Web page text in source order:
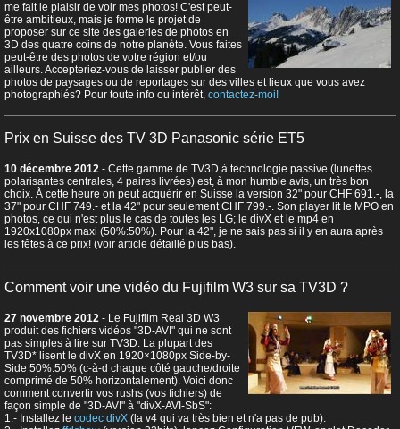
me fait le plaisir de voir mes photos! C'est peut-
être ambitieux, mais je forme le projet de
proposer sur ce site des galeries de photos en
3D des quatre coins de notre planète. Vous faites
peut-être des photos de votre région et/ou
ailleurs. Accepteriez-vous de laisser publier des
photos de paysages ou de reportages sur des villes et lieux que vous avez
photographiés? Pour toute info ou intérêt, contactez-moi!
Prix en Suisse des TV 3D Panasonic série ET5
10 décembre 2012 - Cette gamme de TV3D à technologie passive (lunettes
polarisantes centrales, 4 paires livrées) est, à mon humble avis, un très bon
choix. À cette heure on peut acquérir en Suisse la version 32" pour CHF 691.-, la
37" pour CHF 749.- et la 42" pour seulement CHF 799.-. Son player lit le MPO en
photos, ce qui n'est plus le cas de toutes les LG; le divX et le mp4 en
1920x1080px maxi (50%:50%). Pour la 42", je ne sais pas si il y en aura après
les fêtes à ce prix! (voir article détaillé plus bas).
Comment voir une vidéo du Fujifilm W3 sur sa TV3D ?
27 novembre 2012 - Le Fujifilm Real 3D W3
produit des fichiers vidéos "3D-AVI" qui ne sont
pas simples à lire sur TV3D. La plupart des
TV3D* lisent le divX en 1920×1080px Side-by-
Side 50%:50% (c-à-d chaque côté gauche/droite
comprimé de 50% horizontalement). Voici donc
comment convertir vos rushs (vos fichiers) de
façon simple de "3D-AVI" à "divX-AVI-SbS":
1.- Installez le codec divX (la v4 qui va très bien et n'a pas de pub).